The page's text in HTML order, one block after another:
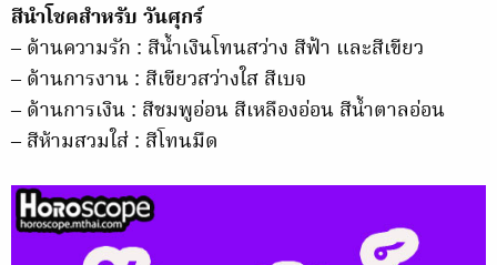
สีนำโชคสำหรับ วันศุกร์
– ด้านความรัก : สีน้ำเงินโทนสว่าง สีฟ้า และสีเขียว
– ด้านการงาน : สีเขียวสว่างใส สีเบจ
– ด้านการเงิน : สีชมพูอ่อน สีเหลืองอ่อน สีน้ำตาลอ่อน
– สีห้ามสวมใส่ : สีโทนมืด